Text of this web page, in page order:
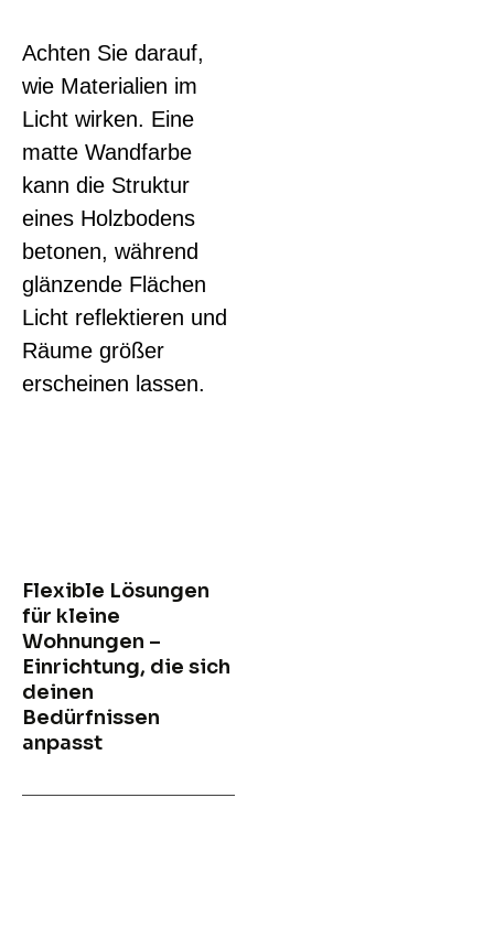
Achten Sie darauf,
wie Materialien im
Licht wirken. Eine
matte Wandfarbe
kann die Struktur
eines Holzbodens
betonen, während
glänzende Flächen
Licht reflektieren und
Räume größer
erscheinen lassen.
Flexible Lösungen
für kleine
Wohnungen –
Einrichtung, die sich
deinen
Bedürfnissen
anpasst